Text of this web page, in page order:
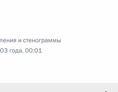
и стенограммы
года, 00:01